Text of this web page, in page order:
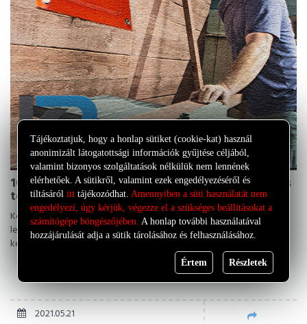
10 pont amit érdemes figyelembe venni a kerítés
telepítésekor
Kerítésépítésen töri a fejét? Ezen a héten megvizsgáljuk a tíz
legfontosabb dolgot, amelyet figyelembe kell venni egy új
kerítésprojekt indításakor.
2021.05.21
Tájékoztatjuk, hogy a honlap sütiket (cookie-kat) használ
anonimizált látogatottsági információk gyűjtése céljából,
valamint bizonyos szolgáltatások nélkülük nem lennének
elérhetőek. A sütikről, valamint ezek engedélyezéséről és
tiltásáról itt tájékozódhat. Amennyiben a süti használatát nem
engedélyezi, úgy kérjük, végezze el a szükséges beállításokat a
számítógépe böngészőjében. A honlap további használatával
hozzájárulását adja a sütik tárolásához és felhasználásához.
Értem Részletek